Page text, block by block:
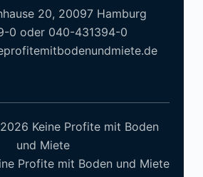
20, 20097 Hamburg
0 oder 040-431394-0
Keine Profite mit Boden
und Miete
Profite mit Boden und Miete